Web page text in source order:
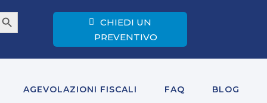
Button
CHIEDI UN
PREVENTIVO
AGEVOLAZIONI FISCALI FAQ BLOG